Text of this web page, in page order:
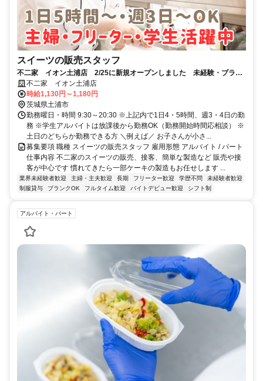
スイーツの販売スタッフ
不二家 イオン土浦店 2/25に新規オープンしました 未経験・ブラン
クOK 学生・主婦（夫）大歓迎
不二家 イオン土浦店
時給1,130円～1,180円
茨城県土浦市
勤務曜日・時間 9:30～20:30 ※上記内で1日4・5時間、週3・4日の勤
務 ※学生アルバイトは放課後から勤務OK（勤務開始時間応相談） ※
土日のどちらか勤務できる方 ＼例えば／ お子さんが小さ...
募集要項 職種 スイーツの販売スタッフ 雇用形態 アルバイト / パート
仕事内容 不二家のスイーツの販売、接客、簡単な製造など 販売や接
客が中心です 慣れてきたら一部ケーキの製造もお任せします ...
業界未経験者歓迎 主婦・主夫歓迎 長期 フリーター歓迎 学歴不問
未経験者歓迎
制服貸与
ブランクOK フルタイム歓迎 バイトデビュー歓迎 シフト制
アルバイト・パート